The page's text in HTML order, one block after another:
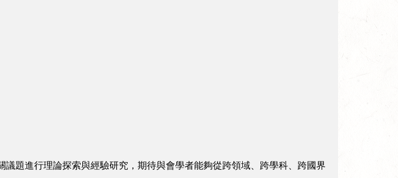
題進行理論探索與經驗研究，期待與會學者能夠從跨領域、跨學科、跨國界